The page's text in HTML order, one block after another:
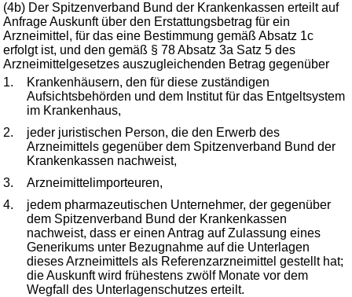
(4b) Der Spitzenverband Bund der Krankenkassen erteilt auf
Anfrage Auskunft über den Erstattungsbetrag für ein
Arzneimittel, für das eine Bestimmung gemäß Absatz 1c
erfolgt ist, und den gemäß § 78 Absatz 3a Satz 5 des
Arzneimittelgesetzes auszugleichenden Betrag gegenüber
1.
Krankenhäusern, den für diese zuständigen
Aufsichtsbehörden und dem Institut für das Entgeltsystem
im Krankenhaus,
2.
jeder juristischen Person, die den Erwerb des
Arzneimittels gegenüber dem Spitzenverband Bund der
Krankenkassen nachweist,
3.
Arzneimittelimporteuren,
4.
jedem pharmazeutischen Unternehmer, der gegenüber
dem Spitzenverband Bund der Krankenkassen
nachweist, dass er einen Antrag auf Zulassung eines
Generikums unter Bezugnahme auf die Unterlagen
dieses Arzneimittels als Referenzarzneimittel gestellt hat;
die Auskunft wird frühestens zwölf Monate vor dem
Wegfall des Unterlagenschutzes erteilt.